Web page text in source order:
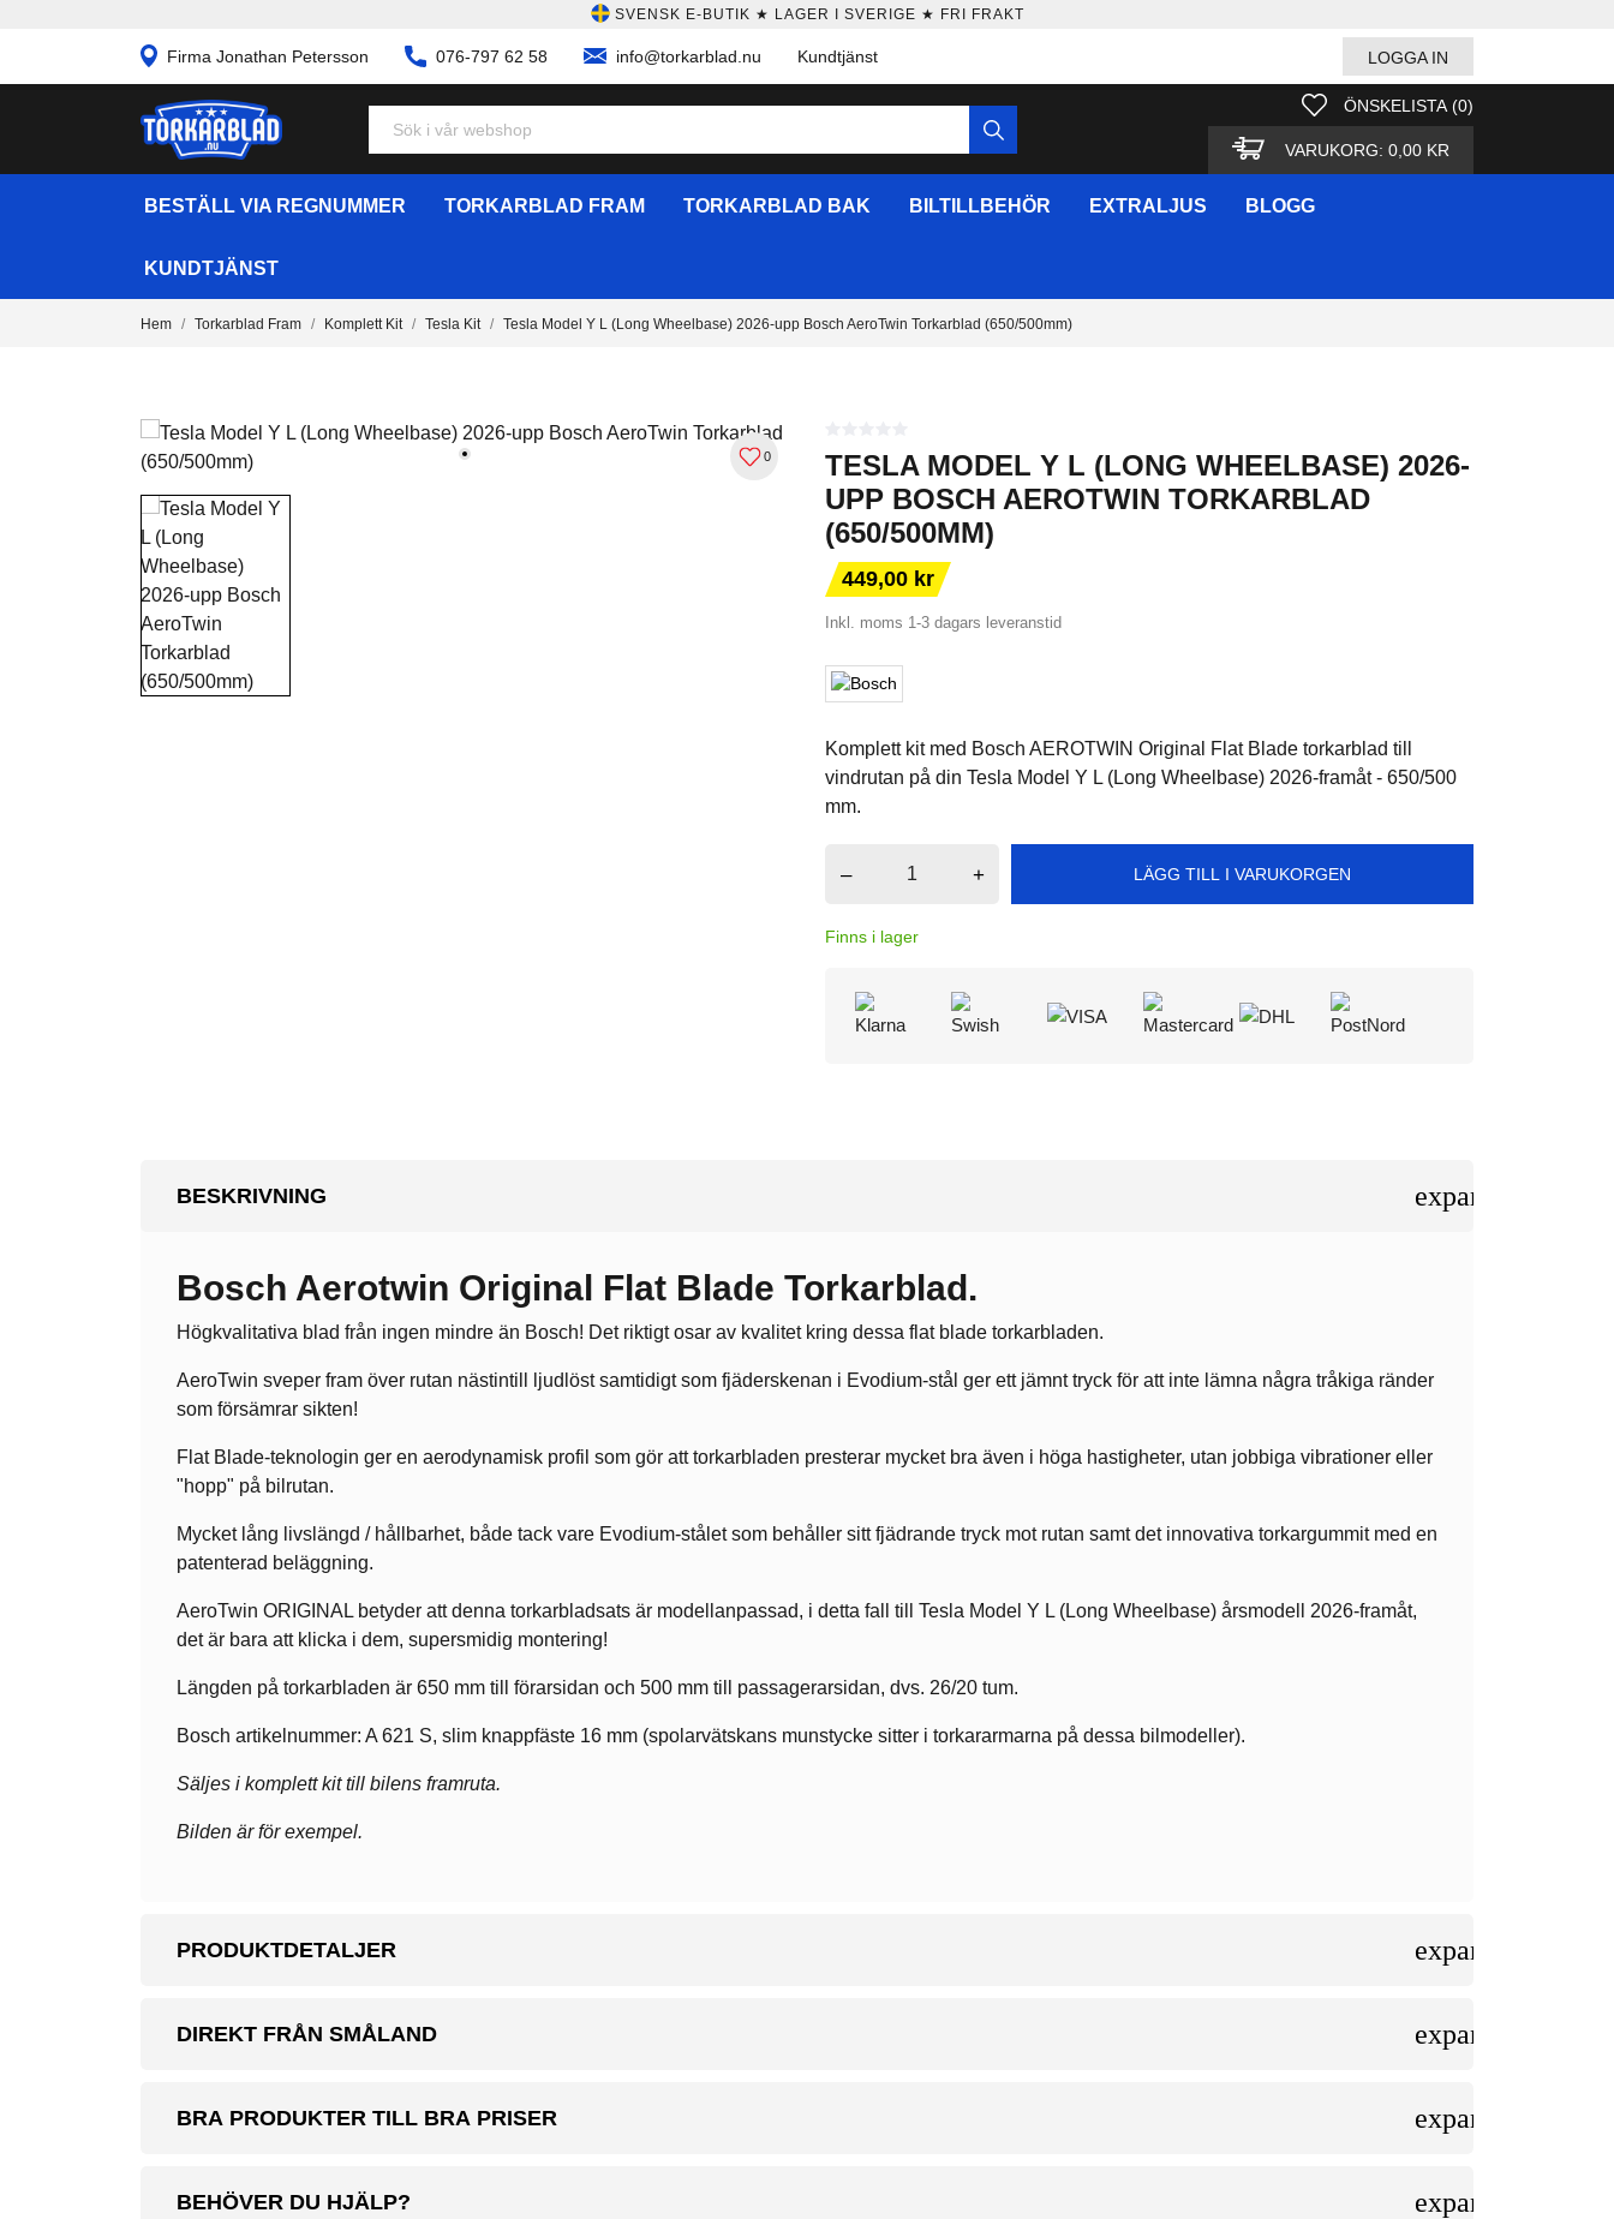
SVENSK E-BUTIK ★ LAGER I SVERIGE ★ FRI FRAKT
Firma Jonathan Petersson 076-797 62 58 info@torkarblad.nu Kundtjänst LOGGA IN
ÖNSKELISTA (0)
VARUKORG: 0,00 KR
BESTÄLL VIA REGNUMMER TORKARBLAD FRAM TORKARBLAD BAK BILTILLBEHÖR EXTRALJUS BLOGG
KUNDTJÄNST
Hem Torkarblad Fram Komplett Kit Tesla Kit Tesla Model Y L (Long Wheelbase) 2026-upp Bosch AeroTwin Torkarblad (650/500mm)
0
TESLA MODEL Y L (LONG WHEELBASE) 2026-
UPP BOSCH AEROTWIN TORKARBLAD
(650/500MM)
449,00 kr
Inkl. moms 1-3 dagars leveranstid
Komplett kit med Bosch AEROTWIN Original Flat Blade torkarblad till
vindrutan på din Tesla Model Y L (Long Wheelbase) 2026-framåt - 650/500
mm.
– + LÄGG TILL I VARUKORGEN
Finns i lager
expand_less
BESKRIVNING
Bosch Aerotwin Original Flat Blade Torkarblad.
Högkvalitativa blad från ingen mindre än Bosch! Det riktigt osar av kvalitet kring dessa flat blade torkarbladen.
AeroTwin sveper fram över rutan nästintill ljudlöst samtidigt som fjäderskenan i Evodium-stål ger ett jämnt tryck för att inte lämna några tråkiga ränder
som försämrar sikten!
Flat Blade-teknologin ger en aerodynamisk profil som gör att torkarbladen presterar mycket bra även i höga hastigheter, utan jobbiga vibrationer eller
"hopp" på bilrutan.
Mycket lång livslängd / hållbarhet, både tack vare Evodium-stålet som behåller sitt fjädrande tryck mot rutan samt det innovativa torkargummit med en
patenterad beläggning.
AeroTwin ORIGINAL betyder att denna torkarbladsats är modellanpassad, i detta fall till Tesla Model Y L (Long Wheelbase) årsmodell 2026-framåt,
det är bara att klicka i dem, supersmidig montering!
Längden på torkarbladen är 650 mm till förarsidan och 500 mm till passagerarsidan, dvs. 26/20 tum.
Bosch artikelnummer: A 621 S, slim knappfäste 16 mm (spolarvätskans munstycke sitter i torkararmarna på dessa bilmodeller).
Säljes i komplett kit till bilens framruta.
Bilden är för exempel.
expand_more
PRODUKTDETALJER
expand_more
DIREKT FRÅN SMÅLAND
expand_more
BRA PRODUKTER TILL BRA PRISER
expand_more
BEHÖVER DU HJÄLP?